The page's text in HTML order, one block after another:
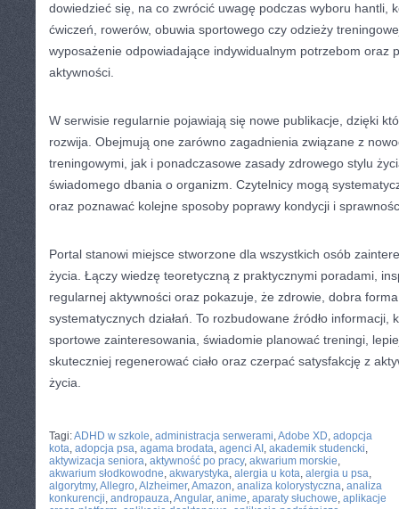
dowiedzieć się, na co zwrócić uwagę podczas wyboru hantli,
ćwiczeń, rowerów, obuwia sportowego czy odzieży
wyposażenie odpowiadające indywidualnym potrzebom oraz
aktywności.
W serwisie regularnie pojawiają się nowe publikacje, dzięki
rozwija. Obejmują one zarówno zagadnienia związane z
treningowymi, jak i ponadczasowe zasady zdrowego stylu
świadomego dbania o organizm. Czytelnicy mogą
oraz poznawać kolejne sposoby poprawy kondycji i
Portal stanowi miejsce stworzone dla wszystkich osób
życia. Łączy wiedzę teoretyczną z praktycznymi poradami,
regularnej aktywności oraz pokazuje, że zdrowie, dobra
systematycznych działań. To rozbudowane źródło informacji,
sportowe zainteresowania, świadomie planować treningi,
skuteczniej regenerować ciało oraz czerpać satysfakcję z
życia.
Tagi:ADHD w szkole, administracja serwerami,Adobe XD, adopcja
kota, adopcja psa, agama brodata, agenci AI , akademik studencki,
aktywizacja seniora, aktywność po pracy, akwarium morskie,
akwarium słodkowodne, akwarystyka, alergia u kota, alergia u psa,
algorytmy,Allegro,Alzheimer,Amazon, analiza kolorystyczna, analiza
konkurencji, andropauza,Angular, anime, aparaty słuchowe, aplikacje